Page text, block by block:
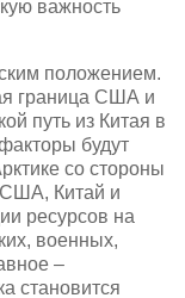
важность
положением.
граница США и
путь из Китая в
будут
со стороны
Китай и
ресурсов на
военных,
–
становится